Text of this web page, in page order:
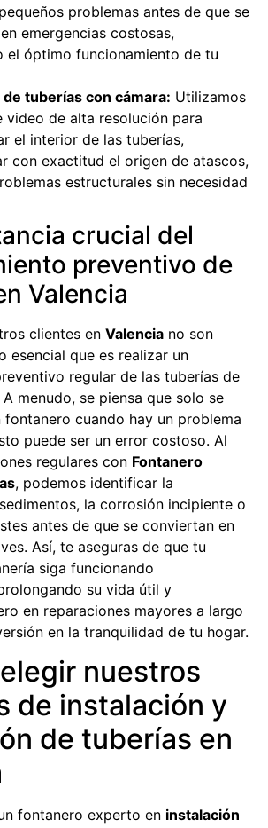
problemas antes de que se
emergencias costosas,
el óptimo funcionamiento de tu
tuberías con cámara: Utilizamos
video de alta resolución para
el interior de las tuberías,
con exactitud el origen de atascos,
estructurales sin necesidad
crucial del
preventivo de
Valencia
clientes en Valencia no son
esencial que es realizar un
regular de las tuberías de
menudo, se piensa que solo se
fontanero cuando hay un problema
puede ser un error costoso. Al
regulares con Fontanero
, podemos identificar la
la corrosión incipiente o
antes de que se conviertan en
Así, te aseguras de que tu
siga funcionando
su vida útil y
en reparaciones mayores a largo
en la tranquilidad de tu hogar.
nuestros
de instalación y
de tuberías en
fontanero experto en instalación